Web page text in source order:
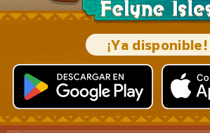
¡Ya disponible!